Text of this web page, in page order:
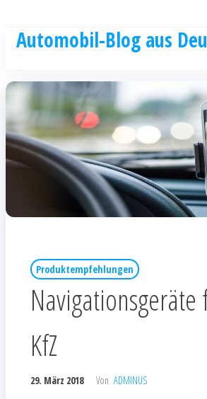
Automobil-Blog aus
Produktempfehlungen
KfZ
29. März 2018 Von ADMINUS